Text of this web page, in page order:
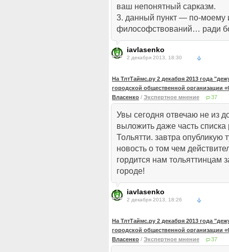
ваш непонятный сарказм.
3. данный пункт — по-моему
философствований… ради
iavlasenko
2 декабря 2013, 18:30
На ТлтТаймс.ру 2 декабря 2013 года
городской общественной организации
Власенко / Экспертное мнение 37
Увы сегодня отвечаю не из
выложить даже часть списка
Тольятти. завтра опубликую
новость о том чем
гордится нам тольяттинцам
городе!
iavlasenko
2 декабря 2013, 18:26
На ТлтТаймс.ру 2 декабря 2013 года
городской общественной организации
Власенко / Экспертное мнение 37